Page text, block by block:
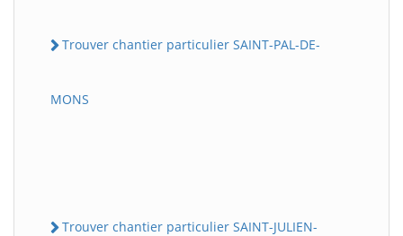
Trouver chantier particulier SAINT-PAL-DE-
MONS
Trouver chantier particulier SAINT-JULIEN-